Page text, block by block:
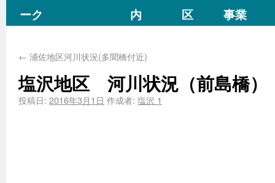
ーク
内
区
事業
← 浦佐地区河川状況(多聞橋付近)
塩沢地区 河川状況（前島橋）
投稿日: 2016年3月1日 作成者: 塩沢 1